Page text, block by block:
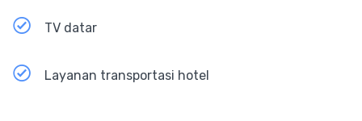
TV datar
Layanan transportasi hotel